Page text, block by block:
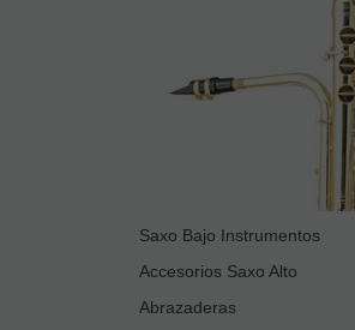
Saxo Bajo Instrumentos
Accesorios Saxo Alto
Abrazaderas